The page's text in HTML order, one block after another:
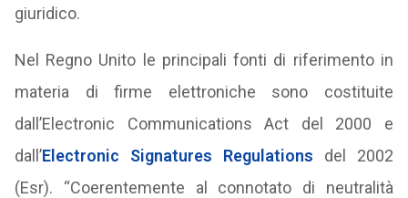
giuridico.
Nel Regno Unito le principali fonti di riferimento in
materia di firme elettroniche sono costituite
dall’Electronic Communications Act del 2000 e
dall’Electronic Signatures Regulations del 2002
(Esr). “Coerentemente al connotato di neutralità